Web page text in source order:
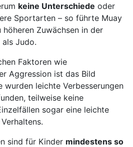
keine Unterschiede oder
Sportarten – so führte Muay
Zuwächsen in der
als Judo.
Faktoren wie
Aggression ist das Bild
wurden leichte Verbesserungen
teilweise keine
sogar eine leichte
sind für Kinder mindestens so